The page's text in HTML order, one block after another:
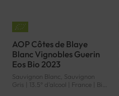
AOP Côtes de Blaye
Blanc Vignobles Guerin
Eos Bio 2023
Sauvignon Blanc, Sauvignon
Gris | 13.5° d'alcool | France | Bio